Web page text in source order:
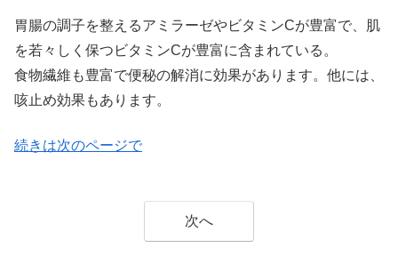
胃腸の調子を整えるアミラーゼやビタミンCが豊富で、肌
を若々しく保つビタミンCが豊富に含まれている。
食物繊維も豊富で便秘の解消に効果があります。他には、
咳止め効果もあります。
続きは次のページで
次へ